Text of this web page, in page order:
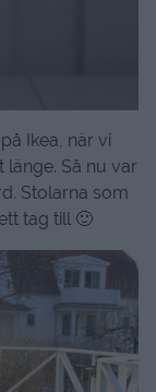
Ikea, när vi
Så nu var
Stolarna som
tag till 🙂